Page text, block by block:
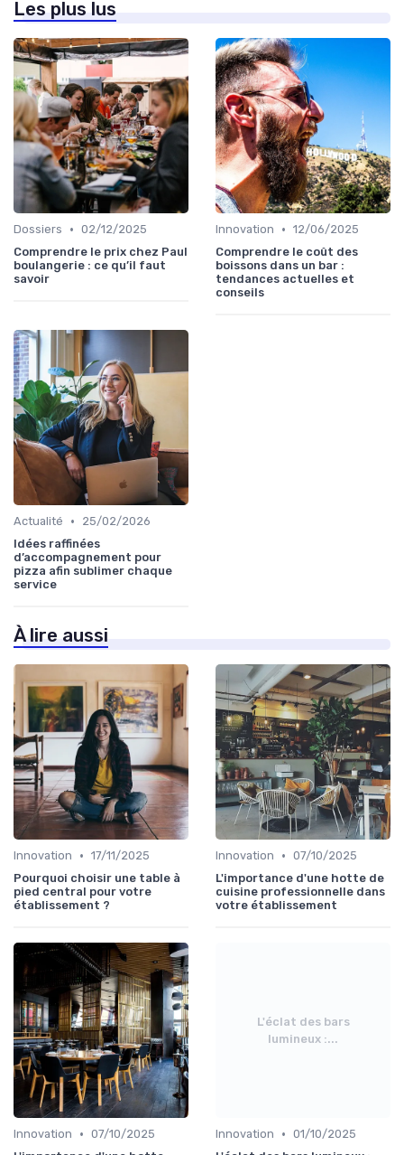
Les plus lus
Dossiers • 02/12/2025
Comprendre le prix chez Paul
boulangerie : ce qu’il faut
savoir
Innovation • 12/06/2025
Comprendre le coût des
boissons dans un bar :
tendances actuelles et
conseils
Actualité •
25/02/2026
Idées raffinées
d’accompagnement pour
pizza afin sublimer chaque
service
À lire aussi
Innovation • 17/11/2025
Pourquoi choisir une table à
pied central pour votre
établissement ?
Innovation • 07/10/2025
L'importance d'une hotte de
cuisine professionnelle dans
votre établissement
Innovation • 07/10/2025
L'éclat des bars
lumineux :...
Innovation • 01/10/2025